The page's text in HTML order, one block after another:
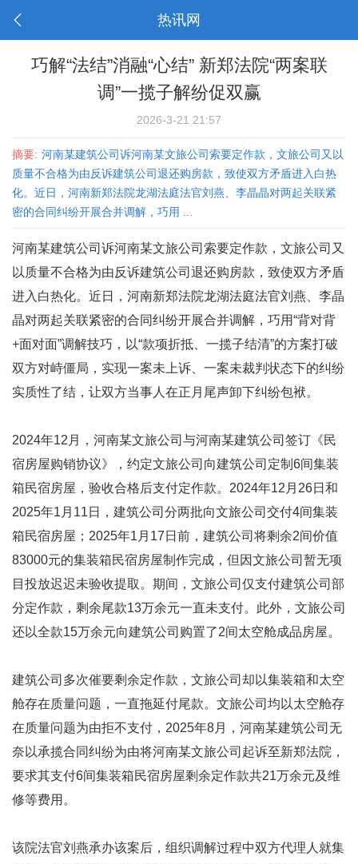
热讯网
巧解“法结”消融“心结” 新郑法院“两案联
调”一揽子解纷促双赢
2026-3-21 21:57
摘要: 河南某建筑公司诉河南某文旅公司索要定作款，文旅公司又以
质量不合格为由反诉建筑公司退还购房款，致使双方矛盾进入白热
化。近日，河南新郑法院龙湖法庭法官刘燕、李晶晶对两起关联紧
密的合同纠纷开展合并调解，巧用 ...
河南某建筑公司诉河南某文旅公司索要定作款，文旅公司又
以质量不合格为由反诉建筑公司退还购房款，致使双方矛盾
进入白热化。近日，河南新郑法院龙湖法庭法官刘燕、李晶
晶对两起关联紧密的合同纠纷开展合并调解，巧用“背对背
+面对面”调解技巧，以“款项折抵、一揽子结清”的方案打破
双方对峙僵局，实现一案未上诉、一案未裁判状态下的纠纷
实质性了结，让双方当事人在正月尾声卸下纠纷包袱。
2024年12月，河南某文旅公司与河南某建筑公司签订《民
宿房屋购销协议》，约定文旅公司向建筑公司定制6间集装
箱民宿房屋，验收合格后支付定作款。2024年12月26日和
2025年1月11日，建筑公司分两批向文旅公司交付4间集装
箱民宿房屋；2025年1月17日前，建筑公司将剩余2间价值
83000元的集装箱民宿房屋制作完成，但因文旅公司暂无项
目投放迟迟未验收提取。期间，文旅公司仅支付建筑公司部
分定作款，剩余尾款13万余元一直未支付。此外，文旅公司
还以全款15万余元向建筑公司购置了2间太空舱成品房屋。
建筑公司多次催要剩余定作款，文旅公司却以集装箱和太空
舱存在质量问题，一直拖延付尾款。文旅公司均以太空舱存
在质量问题为由拒不支付，2025年8月，河南某建筑公司无
奈以承揽合同纠纷为由将河南某文旅公司起诉至新郑法院，
要求其支付6间集装箱民宿房屋剩余定作款共21万余元及维
修等费用。
该院法官刘燕承办该案后，组织调解过程中双方代理人就集